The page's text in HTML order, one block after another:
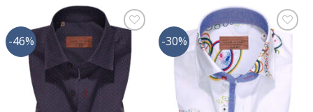
-46%
Προσθήκη
στη Λίστα
Επιθυμίας
-30%
Προσθήκη
στη Λίστα
Επιθυμίας